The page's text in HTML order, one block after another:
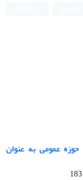
عمومی به عنوان